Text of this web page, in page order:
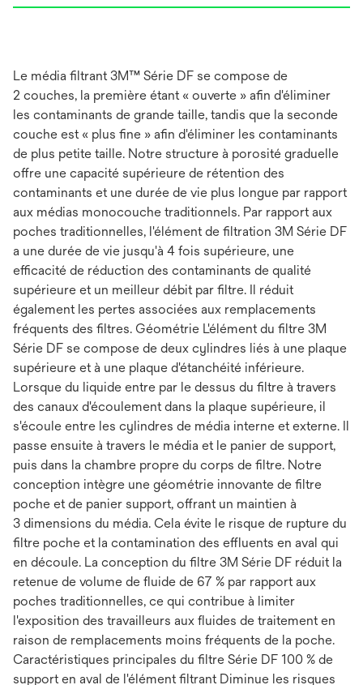
Le média filtrant 3M™ Série DF se compose de
2 couches, la première étant « ouverte » afin d'éliminer
les contaminants de grande taille, tandis que la seconde
couche est « plus fine » afin d'éliminer les contaminants
de plus petite taille. Notre structure à porosité graduelle
offre une capacité supérieure de rétention des
contaminants et une durée de vie plus longue par rapport
aux médias monocouche traditionnels. Par rapport aux
poches traditionnelles, l'élément de filtration 3M Série DF
a une durée de vie jusqu'à 4 fois supérieure, une
efficacité de réduction des contaminants de qualité
supérieure et un meilleur débit par filtre. Il réduit
également les pertes associées aux remplacements
fréquents des filtres. Géométrie L'élément du filtre 3M
Série DF se compose de deux cylindres liés à une plaque
supérieure et à une plaque d'étanchéité inférieure.
Lorsque du liquide entre par le dessus du filtre à travers
des canaux d'écoulement dans la plaque supérieure, il
s'écoule entre les cylindres de média interne et externe. Il
passe ensuite à travers le média et le panier de support,
puis dans la chambre propre du corps de filtre. Notre
conception intègre une géométrie innovante de filtre
poche et de panier support, offrant un maintien à
3 dimensions du média. Cela évite le risque de rupture du
filtre poche et la contamination des effluents en aval qui
en découle. La conception du filtre 3M Série DF réduit la
retenue de volume de fluide de 67 % par rapport aux
poches traditionnelles, ce qui contribue à limiter
l'exposition des travailleurs aux fluides de traitement en
raison de remplacements moins fréquents de la poche.
Caractéristiques principales du filtre Série DF 100 % de
support en aval de l'élément filtrant Diminue les risques